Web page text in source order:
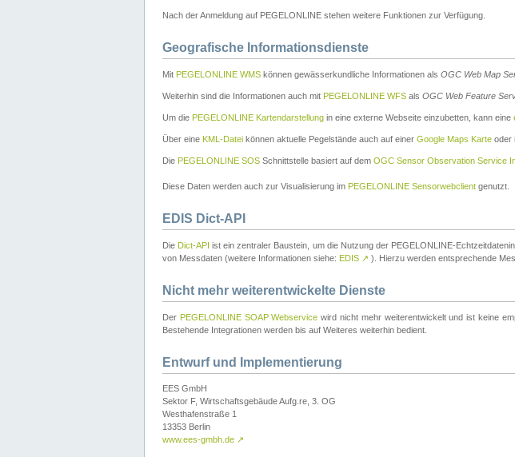
Nach der Anmeldung auf PEGELONLINE stehen weitere Funktionen zur Verfügung.
Geografische Informationsdienste
Mit PEGELONLINE WMS können gewässerkundliche Informationen als OGC Web Map
Weiterhin sind die Informationen auch mit PEGELONLINE WFS als OGC Web Feature
Um die PEGELONLINE Kartendarstellung in eine externe Webseite einzubetten, kann eine
Über eine KML-Datei können aktuelle Pegelstände auch auf einer Google Maps Karte oder
Die PEGELONLINE SOS Schnittstelle basiert auf dem OGC Sensor Observation Service
Diese Daten werden auch zur Visualisierung im PEGELONLINE Sensorwebclient genutzt.
EDIS Dict-API
Die Dict-API ist ein zentraler Baustein, um die Nutzung der PEGELONLINE-
von Messdaten (weitere Informationen siehe: EDIS ↗ ). Hierzu werden entsprechende
Nicht mehr weiterentwickelte Dienste
Der PEGELONLINE SOAP Webservice wird nicht mehr weiterentwickelt und ist keine
Bestehende Integrationen werden bis auf Weiteres weiterhin bedient.
Entwurf und Implementierung
EES GmbH
Sektor F, Wirtschaftsgebäude Aufg.re, 3. OG
Westhafenstraße 1
13353 Berlin
www.ees-gmbh.de ↗